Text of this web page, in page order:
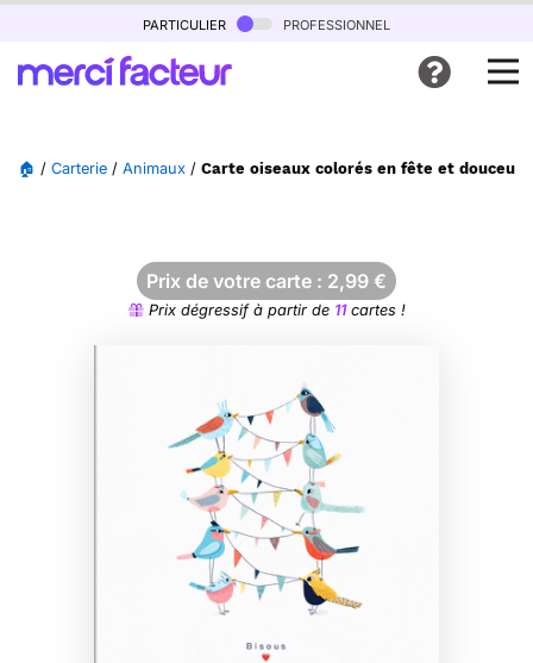
particulier professionnel
🏠 / Carterie / Animaux / Carte oiseaux colorés en fête et douceur
Prix de votre carte : 2,99 €
Prix dégressif à partir de 11cartes !